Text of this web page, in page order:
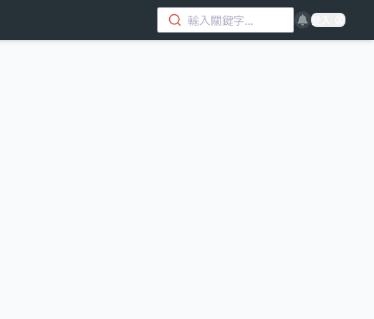
輸入關鍵字... 登入